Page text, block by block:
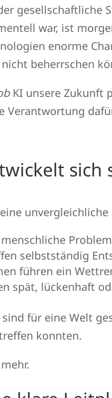
gesellschaftliche
war, ist
enorme
beherrschen
KI unsere Zukunft
Verantwortung
sich
unvergleichliche
selbstständig
führen ein
spät, lückenhaft
für eine Welt
konnten.